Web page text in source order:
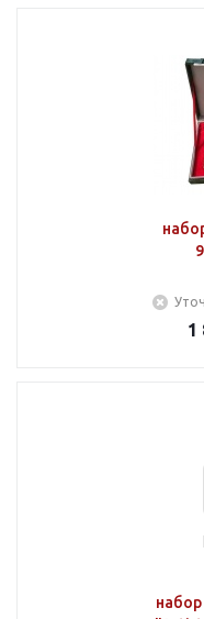
1